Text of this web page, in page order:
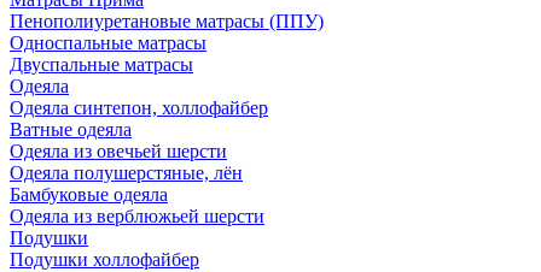
Пенополиуретановые матрасы (ППУ)
Односпальные матрасы
Двуспальные матрасы
Одеяла
Одеяла синтепон, холлофайбер
Ватные одеяла
Одеяла из овечьей шерсти
Одеяла полушерстяные, лён
Бамбуковые одеяла
Одеяла из верблюжьей шерсти
Подушки
Подушки холлофайбер